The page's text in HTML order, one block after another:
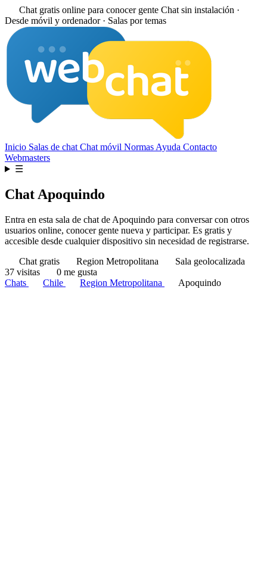
Chat gratis online para conocer gente Chat sin instalación ·
Desde móvil y ordenador · Salas por temas
Inicio Salas de chat Chat móvil Normas Ayuda Contacto
Webmasters
☰
Chat Apoquindo
Entra en esta sala de chat de Apoquindo para conversar con otros
usuarios online, conocer gente nueva y participar. Es gratis y
accesible desde cualquier dispositivo sin necesidad de registrarse.
Chat gratis
Region Metropolitana
Sala geolocalizada
37 visitas
0 me gusta
Chats
Chile Region Metropolitana Apoquindo